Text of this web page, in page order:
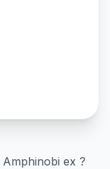
Amphinobi ex?